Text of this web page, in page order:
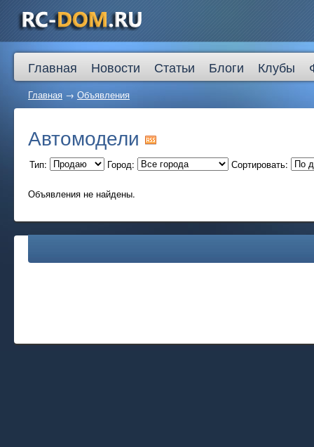
Главная Новости Статьи Блоги Клубы
Главная → Объявления
Автомодели
Тип: Город: Сортировать:
Объявления не найдены.